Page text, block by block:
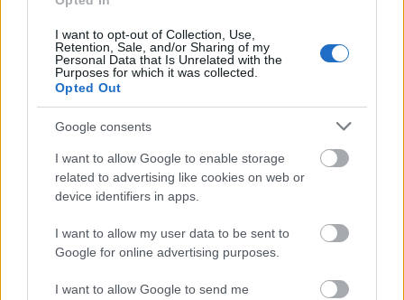
I want to opt-out of Collection, Use,
Retention, Sale, and/or Sharing of my
Personal Data that Is Unrelated with the
Purposes for which it was collected.
Opted Out
Google consents
I want to allow Google to enable storage
related to advertising like cookies on web or
device identifiers in apps.
I want to allow my user data to be sent to
Google for online advertising purposes.
I want to allow Google to send me
A közmédia közlése szerint ez az év legnézettebb
televíziós produkciója.